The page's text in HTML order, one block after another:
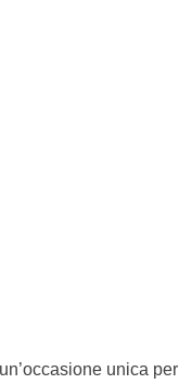
unica per